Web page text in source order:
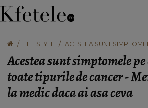
LIFESTYLE
ACESTEA SUNT
MEDIC DACA AI ASA CEVA
Acestea sunt simptomele
toate tipurile de cancer -
la medic daca ai asa ceva